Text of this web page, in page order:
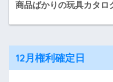
商品ばかりの玩具カタロ
12月権利確定日